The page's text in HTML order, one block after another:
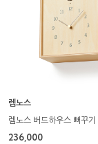
렘노스
렘노스 카브드 스윙 화이트
195,000